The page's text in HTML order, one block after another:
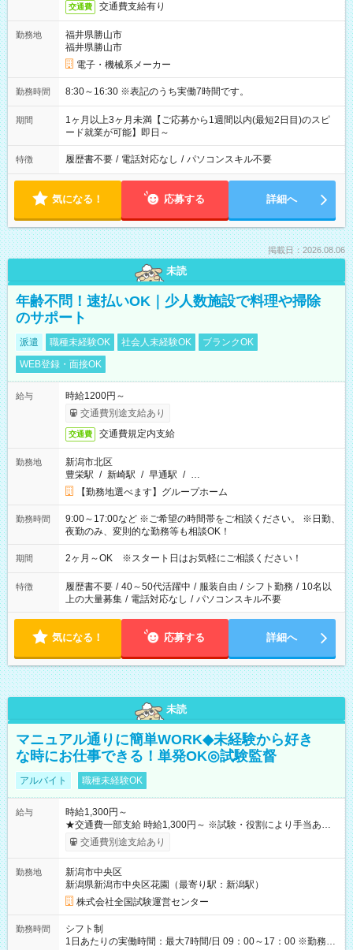
交通費 交通費支給有り
勤務地
福井県勝山市
福井県勝山市
電子・機械系メーカー
勤務時間 8:30～16:30 ※表記のうち実働7時間です。
期間
1ヶ月以上3ヶ月未満【ご応募から1週間以内(最短2日目)のスピ
ード就業が可能】即日～
特徴 履歴書不要 / 電話対応なし / パソコンスキル不要
気になる！ 応募する 詳細へ
掲載日：2026.08.06
未読
年齢不問！速払いOK｜少人数施設で料理や掃除
のサポート
派遣 職種未経験OK 社会人未経験OK
ブランクOK
WEB登録・面接OK
給与
時給1200円～
交通費別途支給あり
交通費 交通費規定内支給
勤務地
新潟市北区
豊栄駅 / 新崎駅 / 早通駅 / …
【勤務地選べます】グループホーム
勤務時間
9:00～17:00など ※ご希望の時間帯をご相談ください。 ※日勤、
夜勤のみ、変則的な勤務等も相談OK！
期間 2ヶ月～OK ※スタート日はお気軽にご相談ください！
特徴 履歴書不要 / 40～50代活躍中 / 服装自由 / シフト勤務 / 10名以
上の大量募集 / 電話対応なし / パソコンスキル不要
気になる！ 応募する 詳細へ
未読
マニュアル通りに簡単WORK◆未経験から好き
な時にお仕事できる！単発OK◎試験監督
アルバイト 職種未経験OK
給与
時給1,300円～
★交通費一部支給 時給1,300円～ ※試験・役割により手当あり
※勤務回数により昇給あり 【即給（前払い）オプションあ
り！】 希望される場合、勤務から1週間ほどで給与の一部を受け
例】 ・河合塾模擬試験 8:30～17:30（休憩1時間） 時給1,300円
×8時間＝日収10,400円＋交通費 ※当日の役割により時給＋100
円の場合あり ・国家試験 7:00～13:30（休憩なし） 時給1,300
円（役割手当＋100円）×6時間＝日収8,400円＋交通費 【試用期
間】試用期間なし
交通費別途支給あり
勤務地
新潟市中央区
新潟県新潟市中央区花園（最寄り駅：新潟駅）
株式会社全国試験運営センター
勤務時間
シフト制
1日あたりの実働時間：最大7時間/日 09：00～17：00 ※勤務時